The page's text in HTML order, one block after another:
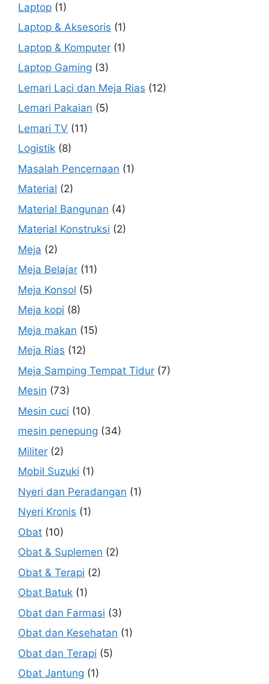
Laptop (1)
Laptop & Aksesoris (1)
Laptop & Komputer (1)
Laptop Gaming (3)
Lemari Laci dan Meja Rias (12)
Lemari Pakaian (5)
Lemari TV (11)
Logistik (8)
Masalah Pencernaan (1)
Material (2)
Material Bangunan (4)
Material Konstruksi (2)
Meja (2)
Meja Belajar (11)
Meja Konsol (5)
Meja kopi (8)
Meja makan (15)
Meja Rias (12)
Meja Samping Tempat Tidur (7)
Mesin (73)
Mesin cuci (10)
mesin penepung (34)
Militer (2)
Mobil Suzuki (1)
Nyeri dan Peradangan (1)
Nyeri Kronis (1)
Obat (10)
Obat & Suplemen (2)
Obat & Terapi (2)
Obat Batuk (1)
Obat dan Farmasi (3)
Obat dan Kesehatan (1)
Obat dan Terapi (5)
Obat Jantung (1)